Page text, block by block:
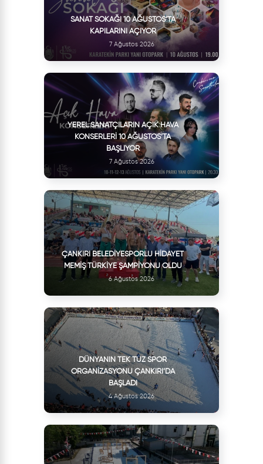
SANAT SOKAĞI 10 AĞUSTOS’TA
KAPILARINI AÇIYOR
7 Ağustos 2026
YEREL SANATÇILARIN AÇIK HAVA
KONSERLERI 10 AĞUSTOS’TA
BAŞLIYOR
7 Ağustos 2026
ÇANKIRI BELEDIYESPORLU HIDAYET
MEMIŞ TÜRKIYE ŞAMPIYONU OLDU
6 Ağustos 2026
DÜNYANIN TEK TUZ SPOR
ORGANIZASYONU ÇANKIRI’DA
BAŞLADI
4 Ağustos 2026